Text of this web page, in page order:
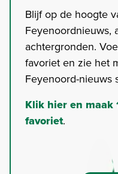
Blijf op de hoogte
Feyenoordnieuws,
achtergronden.
favoriet en zie het
Feyenoord-nieuws
Klik hier en maak
favoriet.